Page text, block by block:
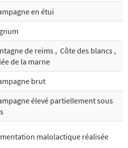
en étui
de reims, Côte des blancs ,
de la marne
brut
élevé partiellement sous
malolactique réalisée